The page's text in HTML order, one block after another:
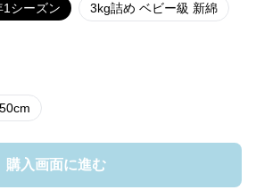
シーズン 3kg詰め ベビー級 新綿
購入画面に進む